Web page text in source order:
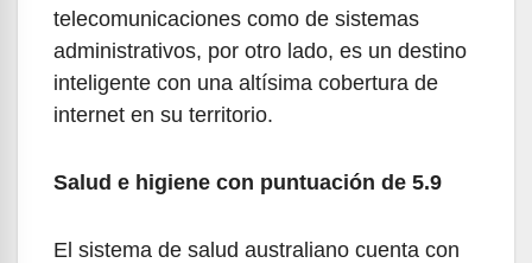
telecomunicaciones como de sistemas
administrativos, por otro lado, es un destino
inteligente con una altísima cobertura de
internet en su territorio.
Salud e higiene con puntuación de 5.9
El sistema de salud australiano cuenta con